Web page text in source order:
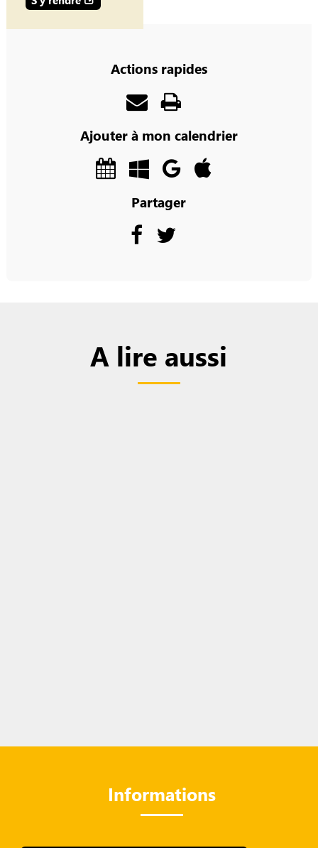
Actions rapides
Ajouter à mon calendrier
Partager
A lire aussi
Informations